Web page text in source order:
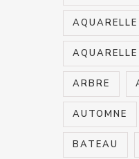
AQUARELLE
ARBRE
AUTOMNE
BATEAU